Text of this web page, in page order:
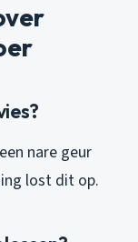
nare geur
lost dit op.